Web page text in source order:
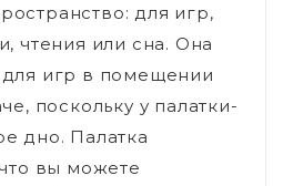
для игр,
чтения или сна. Она
для игр в помещении
поскольку у палатки-
дно. Палатка
вы можете